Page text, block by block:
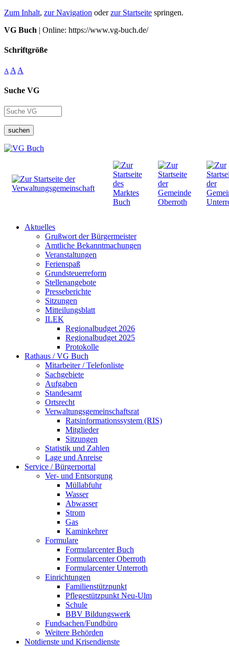
Zum Inhalt, zur Navigation oderzur Startseite springen.
VG Buch | Online: https://www.vg-buch.de/
Schriftgröße
A A A
Suche VG
suchen
Aktuelles
Grußwort der Bürgermeister
Amtliche Bekanntmachungen
Veranstaltungen
Ferienspaß
Grundsteuerreform
Stellenangebote
Presseberichte
Sitzungen
Mitteilungsblatt
ILEK
Regionalbudget 2026
Regionalbudget 2025
Protokolle
Rathaus / VG Buch
Mitarbeiter / Telefonliste
Sachgebiete
Aufgaben
Standesamt
Ortsrecht
Verwaltungsgemeinschaftsrat
Ratsinformationssystem (RIS)
Mitglieder
Sitzungen
Statistik und Zahlen
Lage und Anreise
Service / Bürgerportal
Ver- und Entsorgung
Müllabfuhr
Wasser
Abwasser
Strom
Gas
Kaminkehrer
Formulare
Formularcenter Buch
Formularcenter Oberroth
Formularcenter Unterroth
Einrichtungen
Familienstützpunkt
Pflegestützpunkt Neu-Ulm
Schule
BBV Bildungswerk
Fundsachen/Fundbüro
Weitere Behörden
Notdienste und Krisendienste